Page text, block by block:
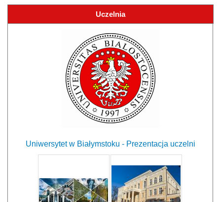
Uczelnia
Uniwersytet w Białymstoku - Prezentacja uczelni